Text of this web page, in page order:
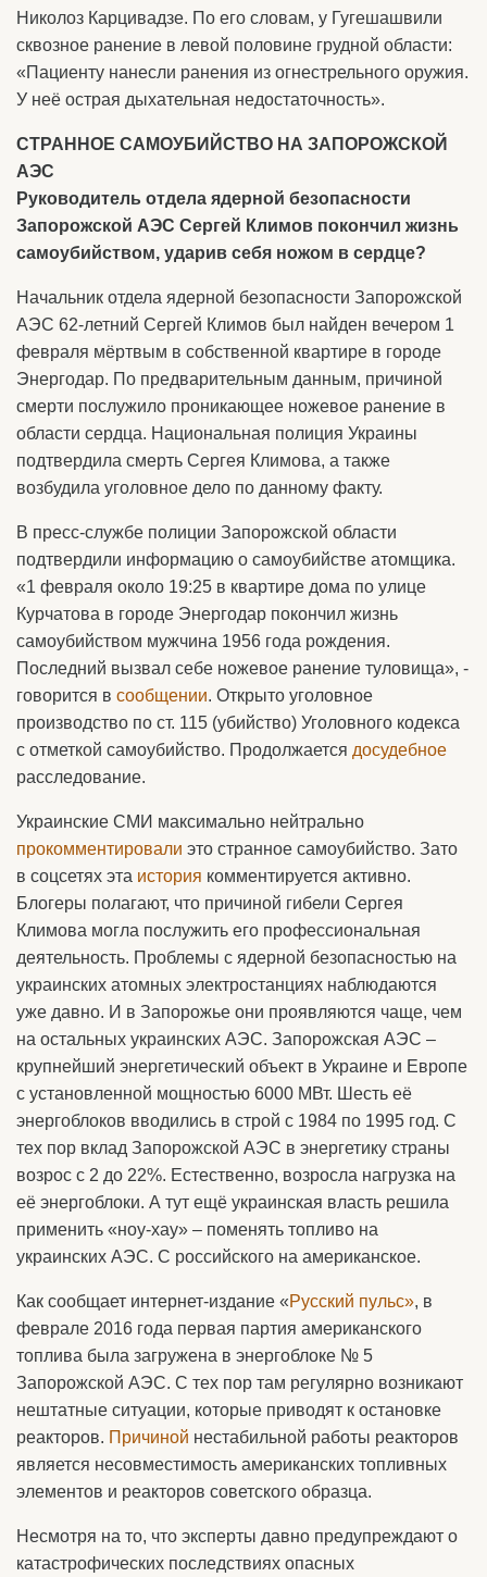
Николоз Карцивадзе. По его словам, у Гугешашвили
сквозное ранение в левой половине грудной области:
«Пациенту нанесли ранения из огнестрельного оружия.
У неё острая дыхательная недостаточность».
СТРАННОЕ САМОУБИЙСТВО НА ЗАПОРОЖСКОЙ
АЭС
Руководитель отдела ядерной безопасности
Запорожской АЭС Сергей Климов покончил жизнь
самоубийством, ударив себя ножом в сердце?
Начальник отдела ядерной безопасности Запорожской
АЭС 62-летний Сергей Климов был найден вечером 1
февраля мёртвым в собственной квартире в городе
Энергодар. По предварительным данным, причиной
смерти послужило проникающее ножевое ранение в
области сердца. Национальная полиция Украины
подтвердила смерть Сергея Климова, а также
возбудила уголовное дело по данному факту.
В пресс-службе полиции Запорожской области
подтвердили информацию о самоубийстве атомщика.
«1 февраля около 19:25 в квартире дома по улице
Курчатова в городе Энергодар покончил жизнь
самоубийством мужчина 1956 года рождения.
Последний вызвал себе ножевое ранение туловища», -
говорится в сообщении. Открыто уголовное
производство по ст. 115 (убийство) Уголовного кодекса
с отметкой самоубийство. Продолжается досудебное
расследование.
Украинские СМИ максимально нейтрально
прокомментировали это странное самоубийство. Зато
в соцсетях эта история комментируется активно.
Блогеры полагают, что причиной гибели Сергея
Климова могла послужить его профессиональная
деятельность. Проблемы с ядерной безопасностью на
украинских атомных электростанциях наблюдаются
уже давно. И в Запорожье они проявляются чаще, чем
на остальных украинских АЭС. Запорожская АЭС –
крупнейший энергетический объект в Украине и Европе
с установленной мощностью 6000 МВт. Шесть её
энергоблоков вводились в строй с 1984 по 1995 год. С
тех пор вклад Запорожской АЭС в энергетику страны
возрос с 2 до 22%. Естественно, возросла нагрузка на
её энергоблоки. А тут ещё украинская власть решила
применить «ноу-хау» – поменять топливо на
украинских АЭС. С российского на американское.
Как сообщает интернет-издание «Русский пульс», в
феврале 2016 года первая партия американского
топлива была загружена в энергоблоке № 5
Запорожской АЭС. С тех пор там регулярно возникают
нештатные ситуации, которые приводят к остановке
реакторов. Причиной нестабильной работы реакторов
является несовместимость американских топливных
элементов и реакторов советского образца.
Несмотря на то, что эксперты давно предупреждают о
катастрофических последствиях опасных